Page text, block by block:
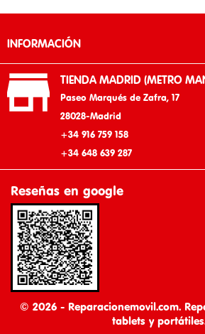
INFORMACIÓN
 TIENDA MADRID (METRO
Paseo Marqués de Zafra, 17
28028-Madrid
+34 916 759 158
+34 648 639 287
Reseñas en google
© 2026 - Reparacionemovil.com.
tablets y